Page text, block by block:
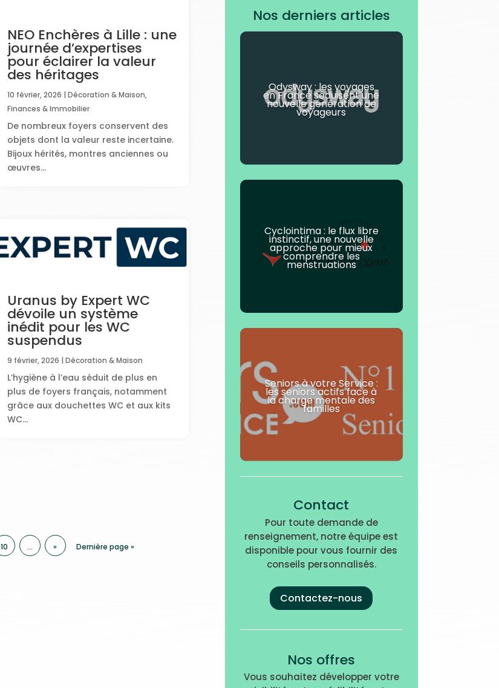
NEO Enchères à Lille : une
journée d’expertises
pour éclairer la valeur
des héritages
10 février, 2026 |Décoration & Maison,
Finances & Immobilier
De nombreux foyers conservent des
objets dont la valeur reste incertaine.
Bijoux hérités, montres anciennes ou
œuvres...
Uranus by Expert WC
dévoile un système
inédit pour les WC
suspendus
9 février, 2026 |Décoration & Maison
L’hygiène à l’eau séduit de plus en
plus de foyers français, notamment
grâce aux douchettes WC et aux kits
WC...
10 … » Dernière page »
Nos derniers articles
Odysway : les voyages
en France séduisent une
nouvelle génération de
voyageurs
Cyclointima : le flux libre
instinctif, une nouvelle
approche pour mieux
comprendre les
menstruations
Seniors à votre Service :
les seniors actifs face à
la charge mentale des
familles
Contact
Pour toute demande de
renseignement, notre équipe est
disponible pour vous fournir des
conseils personnalisés.
Contactez-nous
Nos offres
Vous souhaitez développer votre